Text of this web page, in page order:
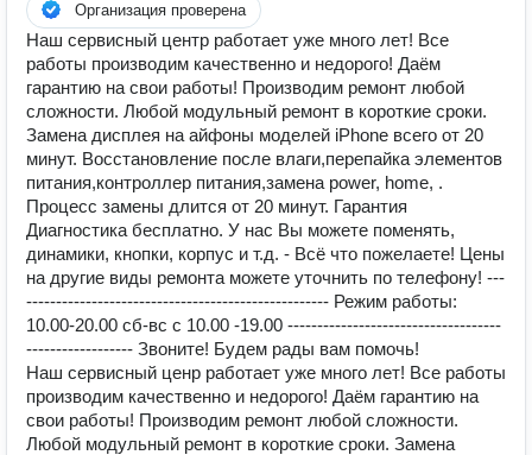
Организация проверена
Наш сервисный центр работает уже много лет! Все
работы производим качественно и недорого! Даём
гарантию на свои работы! Производим ремонт любой
сложности. Любой модульный ремонт в короткие сроки.
Замена дисплея на айфоны моделей iPhone всего от 20
минут. Восстановление после влаги,перепайка элементов
питания,контроллер питания,замена power, home, .
Процесс замены длится от 20 минут. Гарантия
Диагностика бесплатно. У нас Вы можете поменять,
динамики, кнопки, корпус и т.д. - Всё что пожелаете! Цены
на другие виды ремонта можете уточнить по телефону! ---
--------------------------------------------------- Режим работы:
10.00-20.00 сб-вс с 10.00 -19.00 ------------------------------------
------------------ Звоните! Будем рады вам помочь!
Наш сервисный ценр работает уже много лет! Все работы
производим качественно и недорого! Даём гарантию на
свои работы! Производим ремонт любой сложности.
Любой модульный ремонт в короткие сроки. Замена